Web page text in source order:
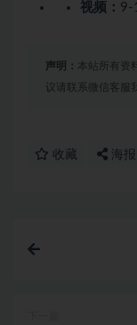
视频： 9-
声明： 本站所有资
议请联系微信客服
收藏 海报